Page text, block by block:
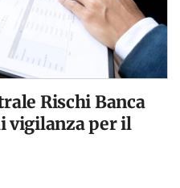
Rischi Banca
vigilanza per il